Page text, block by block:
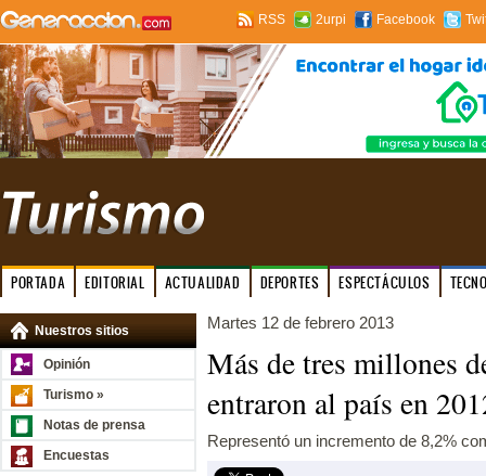
RSS 2urpi Facebook
PORTADA EDITORIAL ACTUALIDAD DEPORTES ESPECTÁCULOS
Nuestros sitios
Opinión
Turismo »
Notas de prensa
Encuestas
Martes 12 de febrero 2013
Más de tres millones
entraron al país en
Representó un incremento de 8,2%